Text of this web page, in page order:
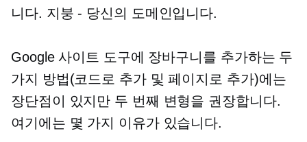
니다. 지붕 - 당신의 도메인입니다.
Google 사이트 도구에 장바구니를 추가하는 두
가지 방법(코드로 추가 및 페이지로 추가)에는
장단점이 있지만 두 번째 변형을 권장합니다.
여기에는 몇 가지 이유가 있습니다.